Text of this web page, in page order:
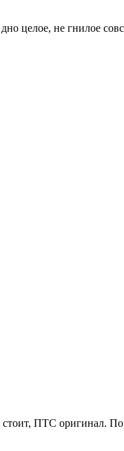
целое, не гнилое
стоит, ПТС оригинал.